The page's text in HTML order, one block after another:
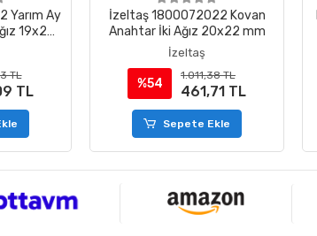
Yarım Ay
19x22
TL
TL
İzeltaş 1800072022 Kovan
Anahtar İki Ağız 20x22 mm
İzeltaş
%54
1.011,38 TL
461,71 TL
Sepete Ekle